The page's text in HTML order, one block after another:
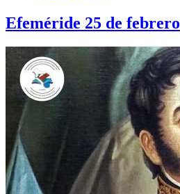
Efeméride 25 de febrero